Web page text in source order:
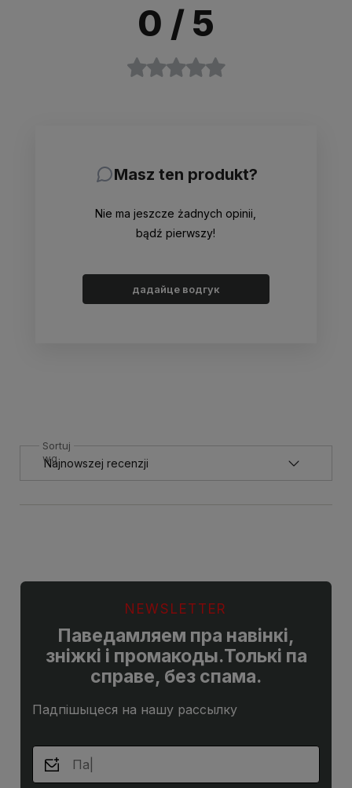
0 / 5
Masz ten produkt?
Nie ma jeszcze żadnych opinii,
bądź pierwszy!
дадайце водгук
Sortuj
wg
NEWSLETTER
Паведамляем пра навінкі,
зніжкі і промакоды.Толькі па
справе, без спама.
Падпішыцеся на нашу рассылку